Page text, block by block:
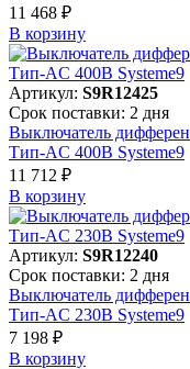
11 468 ₽
В корзинy
Артикул: S9R12425
Срок поставки: 2 дня
Выключатель
Тип-AC 400В Systeme9
11 712 ₽
В корзинy
Артикул: S9R12240
Срок поставки: 2 дня
Выключатель
Тип-AC 230В Systeme9
7 198 ₽
В корзинy